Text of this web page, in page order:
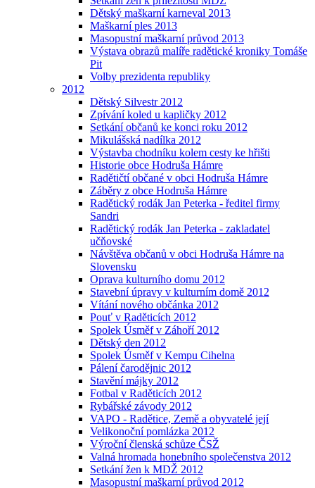
Dětský maškarní karneval 2013
Maškarní ples 2013
Masopustní maškarní průvod 2013
Výstava obrazů malíře radětické kroniky Tomáše
Pit
Volby prezidenta republiky
2012
Dětský Silvestr 2012
Zpívání koled u kapličky 2012
Setkání občanů ke konci roku 2012
Mikulášská nadílka 2012
Výstavba chodníku kolem cesty ke hřišti
Historie obce Hodruša Hámre
Radětičtí občané v obci Hodruša Hámre
Záběry z obce Hodruša Hámre
Radětický rodák Jan Peterka - ředitel firmy
Sandri
Radětický rodák Jan Peterka - zakladatel
učňovské
Návštěva občanů v obci Hodruša Hámre na
Slovensku
Oprava kulturního domu 2012
Stavební úpravy v kulturním domě 2012
Vítání nového občánka 2012
Pouť v Raděticích 2012
Spolek Úsměf v Záhoří 2012
Dětský den 2012
Spolek Úsměf v Kempu Cihelna
Pálení čarodějnic 2012
Stavění májky 2012
Fotbal v Raděticích 2012
Rybářské závody 2012
VAPO - Radětice, Země a obyvatelé její
Velikonoční pomlázka 2012
Výroční členská schůze ČSŽ
Valná hromada honebního společenstva 2012
Setkání žen k MDŽ 2012
Masopustní maškarní průvod 2012